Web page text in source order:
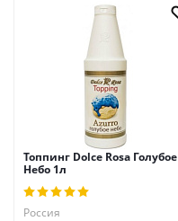
Топпинг Dolce Rosa Голубое
Небо 1л
Россия